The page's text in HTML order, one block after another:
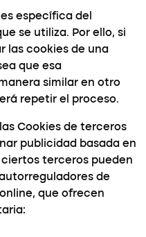
específica del
se utiliza. Por ello, si
las cookies de una
que esa
similar en otro
repetir el proceso.
Cookies de terceros
publicidad basada en
ciertos terceros pueden
de
que ofrecen